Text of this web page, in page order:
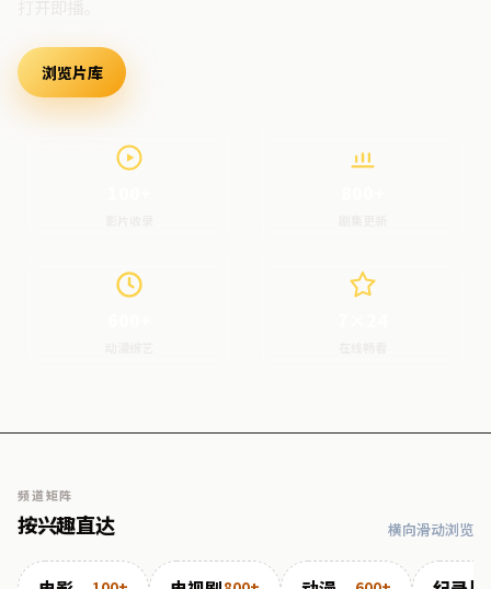
浏览片库
频道矩阵
按兴趣直达 横向滑动浏览